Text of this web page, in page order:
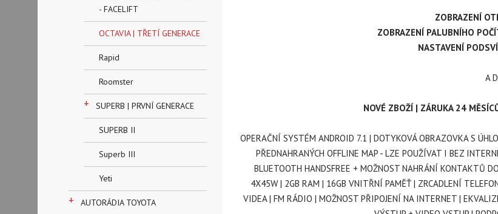
- FACELIFT
OCTAVIA | TŘETÍ GENERACE
Rapid
Roomster
+ SUPERB | PRVNÍ GENERACE
SUPERB II
Superb III
Yeti
+ AUTORÁDIA TOYOTA
ZOBRAZENÍ
ZOBRAZENÍ PALUBNÍHO
NASTAVENÍ
A
NOVÉ ZBOŽÍ | ZÁRUKA 24
OPERAČNÍ SYSTÉM ANDROID 7.1 | DOTYKOVÁ OBRAZOVKA S
PŘEDNAHRANÝCH OFFLINE MAP - LZE POUŽÍVAT I BEZ
BLUETOOTH HANDSFREE + MOŽNOST NAHRÁNÍ KONTAKTŮ
4X45W | 2GB RAM | 16GB VNITŘNÍ PAMĚŤ | ZRCADLENÍ
VIDEA | FM RÁDIO | MOŽNOST PŘIPOJENÍ NA INTERNET |